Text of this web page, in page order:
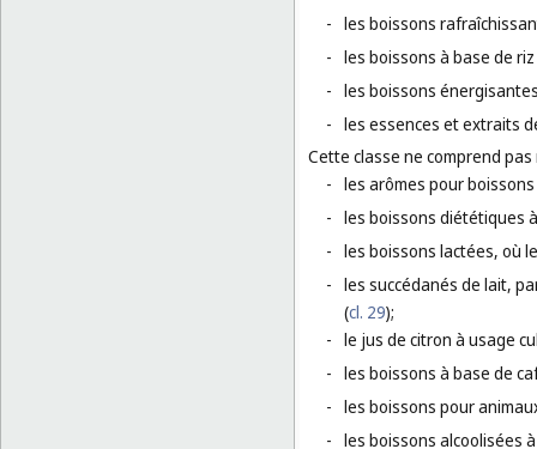
- les boissons
- les boissons à base de
- les boissons
- les essences et extraits
Cette classe ne comprend
- les arômes pour
- les boissons diététiques
- les boissons lactées, où
- les succédanés de lait,
(cl. 29);
- le jus de citron à usage
- les boissons à base de
- les boissons pour
- les boissons alcoolisées